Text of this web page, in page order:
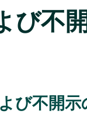
び不
び不開